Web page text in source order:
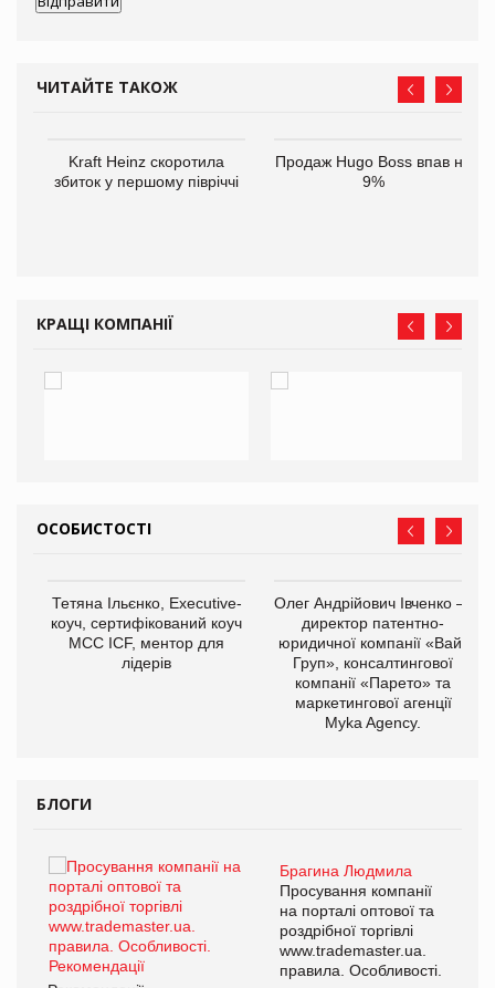
ЧИТАЙТЕ ТАКОЖ
Kraft Heinz скоротила
збиток у першому півріччі
Продаж Hugo Boss впав на
9%
КРАЩІ КОМПАНІЇ
ОСОБИСТОСТІ
Тетяна Ільєнко, Executive-
коуч, сертифікований коуч
МСС ICF, ментор для
лідерів
Олег Андрійович Івченко —
директор патентно-
юридичної компанії «Вайз
Груп», консалтингової
компанії «Парето» та
маркетингової агенції
Myka Agency.
БЛОГИ
Брагина Людмила
Просування компанії
на порталі оптової та
роздрібної торгівлі
www.trademaster.ua.
правила. Особливості.